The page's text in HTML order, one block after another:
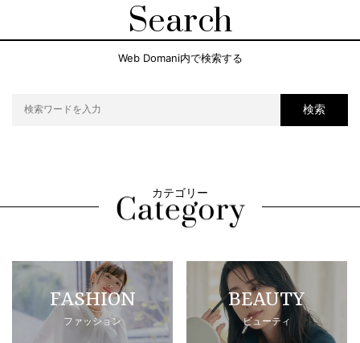
Search
Web Domani内で検索する
検索
カテゴリー
FASHION
ファッション
BEAUTY
ビューティ